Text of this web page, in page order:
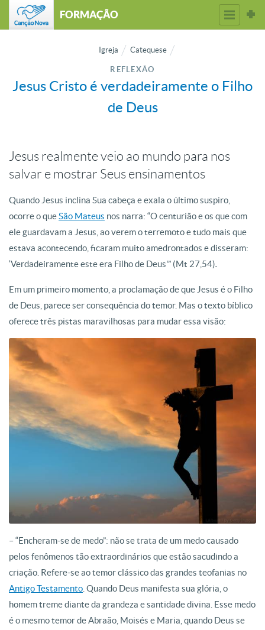
FORMAÇÃO
Igreja Catequese
REFLEXÃO
Jesus Cristo é verdadeiramente o Filho
de Deus
Jesus realmente veio ao mundo para nos
salvar e mostrar Seus ensinamentos
Quando Jesus inclina Sua cabeça e exala o último suspiro,
ocorre o queSão Mateus nos narra: “O centurião e os que com
ele guardavam a Jesus, ao verem o terremoto e tudo mais que
estava acontecendo, ficaram muito amedrontados e disseram:
‘Verdadeiramente este era Filho de Deus'” (Mt 27,54).
Em um primeiro momento, a proclamação de que Jesus é o Filho
de Deus, parece ser consequência do temor. Mas o texto bíblico
oferece três pistas maravilhosas para mudar essa visão:
– “Encheram-se de medo”: não se trata de um medo causado
pelos fenômenos tão extraordinários que estão sacudindo a
criação. Refere-se ao temor clássico das grandes teofanias no
Antigo Testamento . Quando Deus manifesta sua glória, o
homem treme diante da grandeza e santidade divina. Esse medo
é o mesmo temor de Abraão, Moisés e Maria, quando Deus se